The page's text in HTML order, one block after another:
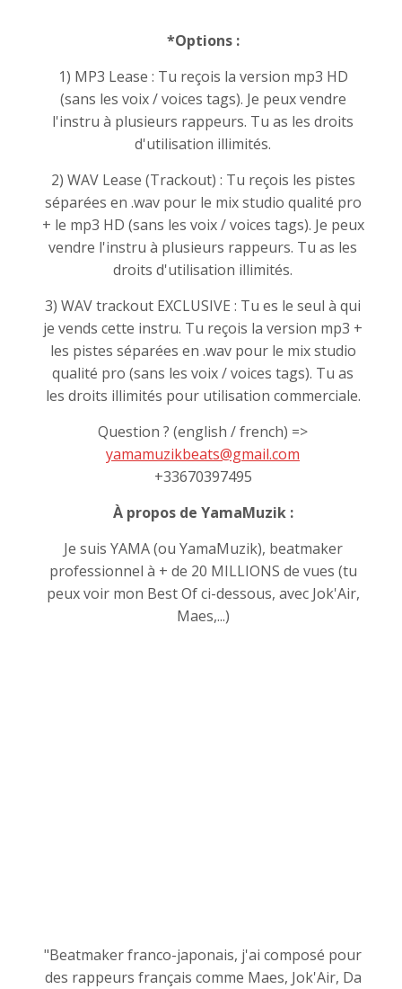
*Options :
1) MP3 Lease : Tu reçois la version mp3 HD
(sans les voix / voices tags). Je peux vendre
l'instru à plusieurs rappeurs. Tu as les droits
d'utilisation illimités.
2) WAV Lease (Trackout) : Tu reçois les pistes
séparées en .wav pour le mix studio qualité pro
+ le mp3 HD (sans les voix / voices tags). Je peux
vendre l'instru à plusieurs rappeurs. Tu as les
droits d'utilisation illimités.
3) WAV trackout EXCLUSIVE : Tu es le seul à qui
je vends cette instru. Tu reçois la version mp3 +
les pistes séparées en .wav pour le mix studio
qualité pro (sans les voix / voices tags). Tu as
les droits illimités pour utilisation commerciale.
Question ? (english / french) =>
yamamuzikbeats@gmail.com
+33670397495
À propos de YamaMuzik :
Je suis YAMA (ou YamaMuzik), beatmaker
professionnel à + de 20 MILLIONS de vues (tu
peux voir mon Best Of ci-dessous, avec Jok'Air,
Maes,...)
"Beatmaker franco-japonais, j'ai composé pour
des rappeurs français comme Maes, Jok'Air, Da